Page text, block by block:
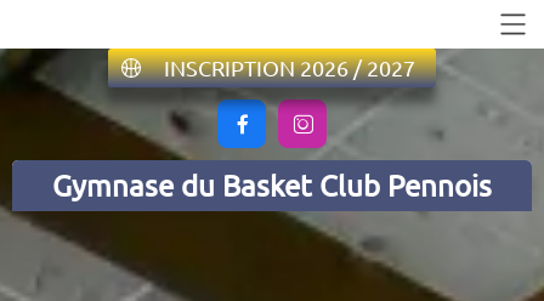
INSCRIPTION 2026 / 2027
 
Gymnase du Basket Club Pennois